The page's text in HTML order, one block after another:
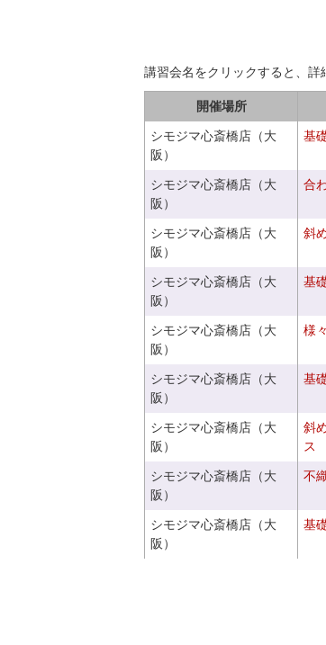
講習会名をクリックすると、詳
開催場所
シモジマ心斎橋店（大
阪）
基
シモジマ心斎橋店（大
阪）
合
シモジマ心斎橋店（大
阪）
斜
シモジマ心斎橋店（大
阪）
基
シモジマ心斎橋店（大
阪）
様
シモジマ心斎橋店（大
阪）
基
シモジマ心斎橋店（大
阪）
斜
ス
シモジマ心斎橋店（大
阪）
不
シモジマ心斎橋店（大
阪）
基